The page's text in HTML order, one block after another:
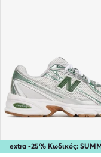
extra -25% Κωδικός: